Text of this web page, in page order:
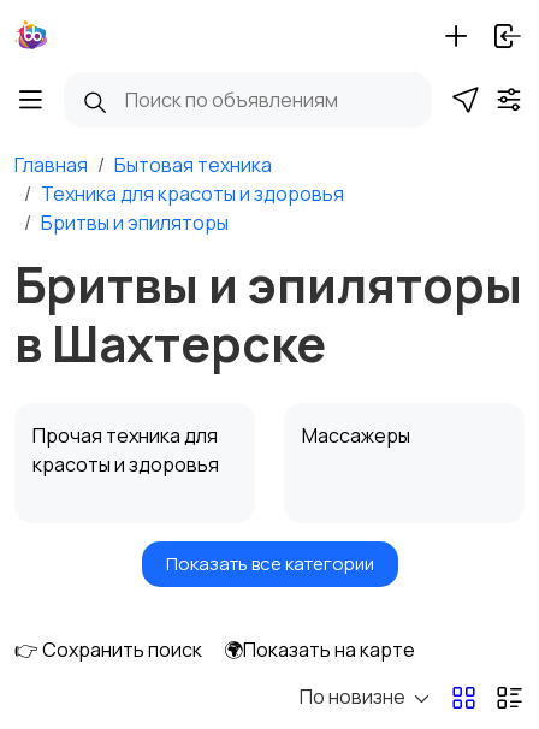
Главная
Бытовая техника
Техника для красоты и здоровья
Бритвы и эпиляторы
Бритвы и эпиляторы
в Шахтерске
Прочая техника для
красоты и здоровья
Массажеры
Фены и стайлеры Напольные весы
Бритвы и эпиляторы
Показать все категории
👉 Сохранить поиск
🌍Показать на карте
По новизне